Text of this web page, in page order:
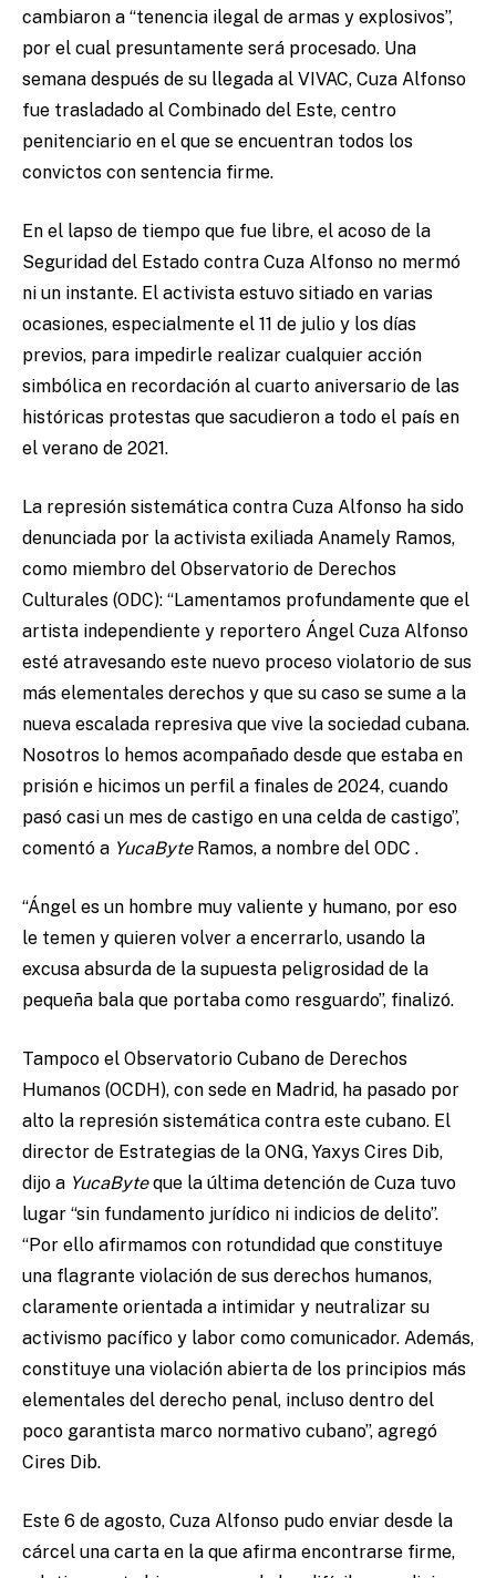
cambiaron a “tenencia ilegal de armas y explosivos”,
por el cual presuntamente será procesado. Una
semana después de su llegada al VIVAC, Cuza Alfonso
fue trasladado al Combinado del Este, centro
penitenciario en el que se encuentran todos los
convictos con sentencia firme.
En el lapso de tiempo que fue libre, el acoso de la
Seguridad del Estado contra Cuza Alfonso no mermó
ni un instante. El activista estuvo sitiado en varias
ocasiones, especialmente el 11 de julio y los días
previos, para impedirle realizar cualquier acción
simbólica en recordación al cuarto aniversario de las
históricas protestas que sacudieron a todo el país en
el verano de 2021.
La represión sistemática contra Cuza Alfonso ha sido
denunciada por la activista exiliada Anamely Ramos,
como miembro del Observatorio de Derechos
Culturales (ODC): “Lamentamos profundamente que el
artista independiente y reportero Ángel Cuza Alfonso
esté atravesando este nuevo proceso violatorio de sus
más elementales derechos y que su caso se sume a la
nueva escalada represiva que vive la sociedad cubana.
Nosotros lo hemos acompañado desde que estaba en
prisión e hicimos un perfil a finales de 2024, cuando
pasó casi un mes de castigo en una celda de castigo”,
comentó a YucaByteRamos, a nombre del ODC .
“Ángel es un hombre muy valiente y humano, por eso
le temen y quieren volver a encerrarlo, usando la
excusa absurda de la supuesta peligrosidad de la
pequeña bala que portaba como resguardo”, finalizó.
Tampoco el Observatorio Cubano de Derechos
Humanos (OCDH), con sede en Madrid, ha pasado por
alto la represión sistemática contra este cubano. El
director de Estrategias de la ONG, Yaxys Cires Dib,
dijo a YucaByteque la última detención de Cuza tuvo
lugar “sin fundamento jurídico ni indicios de delito”.
“Por ello afirmamos con rotundidad que constituye
una flagrante violación de sus derechos humanos,
claramente orientada a intimidar y neutralizar su
activismo pacífico y labor como comunicador. Además,
constituye una violación abierta de los principios más
elementales del derecho penal, incluso dentro del
poco garantista marco normativo cubano”, agregó
Cires Dib.
Este 6 de agosto, Cuza Alfonso pudo enviar desde la
cárcel una carta en la que afirma encontrarse firme,